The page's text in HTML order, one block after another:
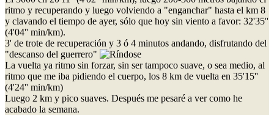
ritmo y recuperando y luego volviendo a "enganchar" hasta el km 8
y clavando el tiempo de ayer, sólo que hoy sin viento a favor: 32'35''
(4'04'' min/km).
3' de trote de recuperación y 3 ó 4 minutos andando, disfrutando del
"descanso del guerrero"
La vuelta ya ritmo sin forzar, sin ser tampoco suave, o sea medio, al
ritmo que me iba pidiendo el cuerpo, los 8 km de vuelta en 35'15''
(4'24'' min/km)
Luego 2 km y pico suaves. Después me pesaré a ver como he
acabado la semana.